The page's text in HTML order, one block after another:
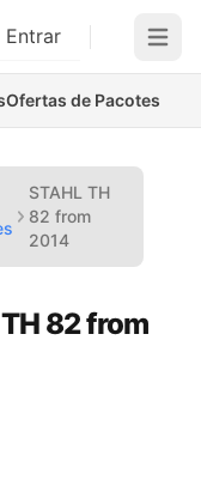
Entrar Open
Ofertas de Pacotes
STAHL TH
82 from
2014
82 from